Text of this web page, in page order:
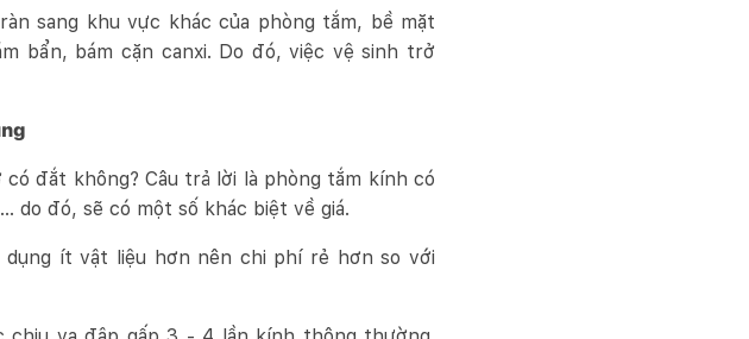
sang khu vực khác của phòng tắm, bề mặt
bẩn, bám cặn canxi. Do đó, việc vệ sinh trở
đắt không? Câu trả lời là phòng tắm kính có
do đó, sẽ có một số khác biệt về giá.
ít vật liệu hơn nên chi phí rẻ hơn so với